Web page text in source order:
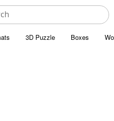
3D Puzzle Boxes